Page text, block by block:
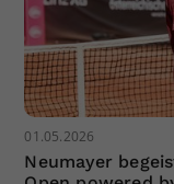
01.05.2026
Neumayer